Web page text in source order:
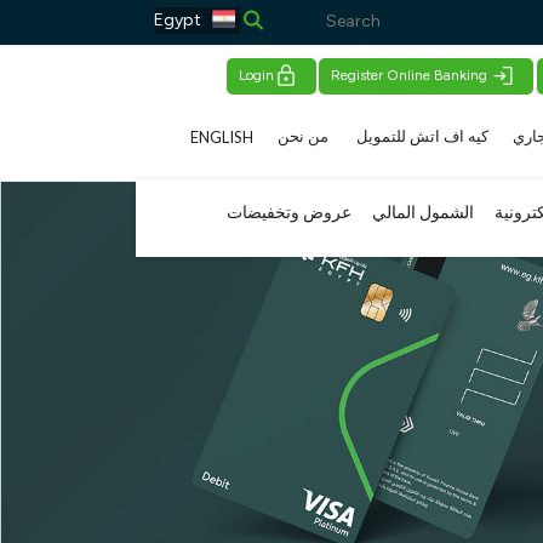
Login
الشمول المالي عروض وتخفيضات
كيه اف اتش للتمويل من نحن ENGLISH